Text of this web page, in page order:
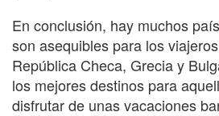
En conclusión, hay muchos
son asequibles para los
República Checa, Grecia y
los mejores destinos para
disfrutar de unas vacaciones